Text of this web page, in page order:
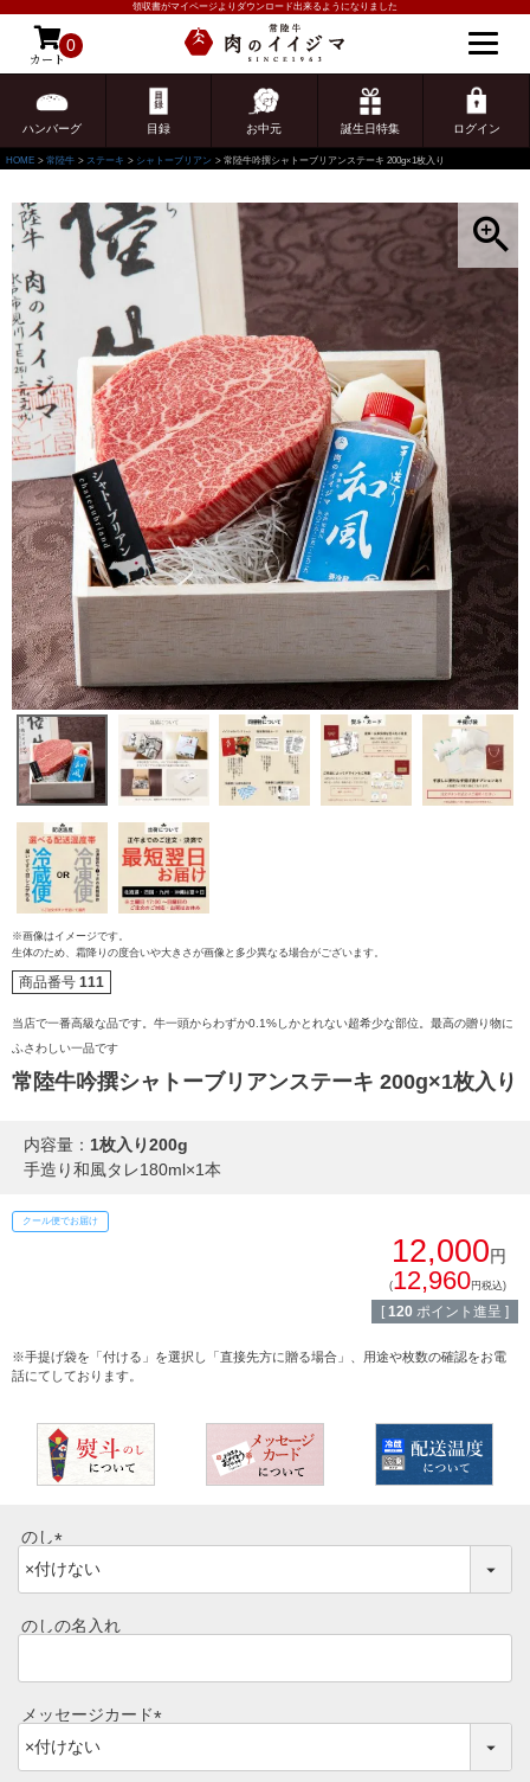
領収書がマイページよりダウンロード出来るようになりました
カート
0
ハンバーグ 目録 お中元 誕生日特集 ログイン
ゲスト 様こんにちは
ログイン
配送・送料
熨斗・カード
常陸牛とは？
ゴルフコンペ
よくある質問
焼き方レシピ
レビュー一覧
牛肉部位一覧
すき焼き
しゃぶしゃぶ
焼き肉
レトルトカレー
シャルキュトリー
コーンスープ
商品券
HOME 常陸牛 ステーキ シャトーブリアン 常陸牛吟撰シャトーブリアンステーキ 200g×1枚入り
※画像はイメージです。
生体のため、霜降りの度合いや大きさが画像と多少異なる場合がございます。
商品番号 111
当店で一番高級な品です。牛一頭からわずか0.1%しかとれない超希少な部位。最高の贈り物に
ふさわしい一品です
常陸牛吟撰シャトーブリアンステーキ 200g×1枚入り
内容量： 1枚入り200g
手造り和風タレ180ml×1本
クール便でお届け
12,000円
(12,960円税込)
[ 120 ポイント進呈 ]
※手提げ袋を「付ける」を選択し「直接先方に贈る場合」、用途や枚数の確認をお電
話にてしております。
のし
(
必
須
のしの名入れ
メッセージカード
必